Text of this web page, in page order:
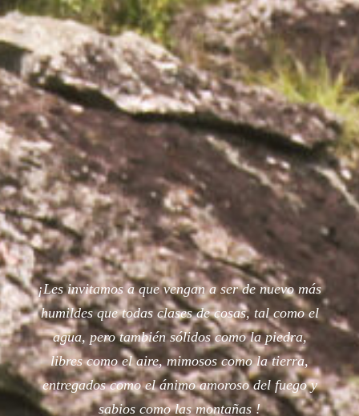
¡Les invitamos a que vengan a ser de nuevo más
humildes que todas clases de cosas, tal como el
agua, pero también sólidos como la piedra,
libres como el aire, mimosos como la tierra,
entregados como el ánimo amoroso del fuego y
sabios como las montañas !